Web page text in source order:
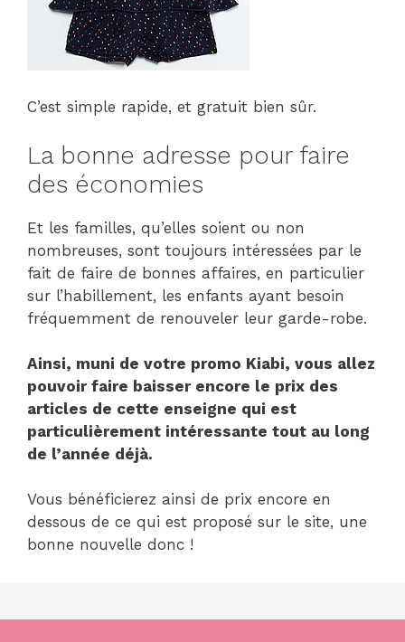
C’est simple rapide, et gratuit bien sûr.
La bonne adresse pour faire
des économies
Et les familles, qu’elles soient ou non
nombreuses, sont toujours intéressées par le
fait de faire de bonnes affaires, en particulier
sur l’habillement, les enfants ayant besoin
fréquemment de renouveler leur garde-robe.
Ainsi, muni de votre promo Kiabi, vous allez
pouvoir faire baisser encore le prix des
articles de cette enseigne qui est
particulièrement intéressante tout au long
de l’année déjà.
Vous bénéficierez ainsi de prix encore en
dessous de ce qui est proposé sur le site, une
bonne nouvelle donc !